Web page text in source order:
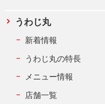
うわじ丸
新着情報
うわじ丸の特長
メニュー情報
店舗一覧